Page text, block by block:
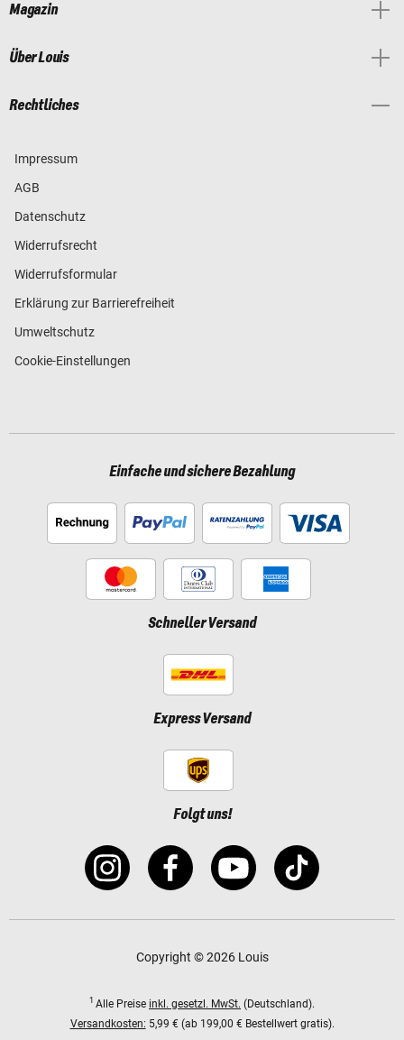
Magazin
Über Louis
Rechtliches
Impressum
AGB
Datenschutz
Widerrufsrecht
Widerrufsformular
Erklärung zur Barrierefreiheit
Umweltschutz
Cookie-Einstellungen
Einfache und sichere Bezahlung
Schneller Versand
Express Versand
Folgt uns!
Copyright © 2026 Louis
1 Alle Preise inkl. gesetzl. MwSt. (Deutschland).
Versandkosten: 5,99 € (ab 199,00 € Bestellwert gratis).